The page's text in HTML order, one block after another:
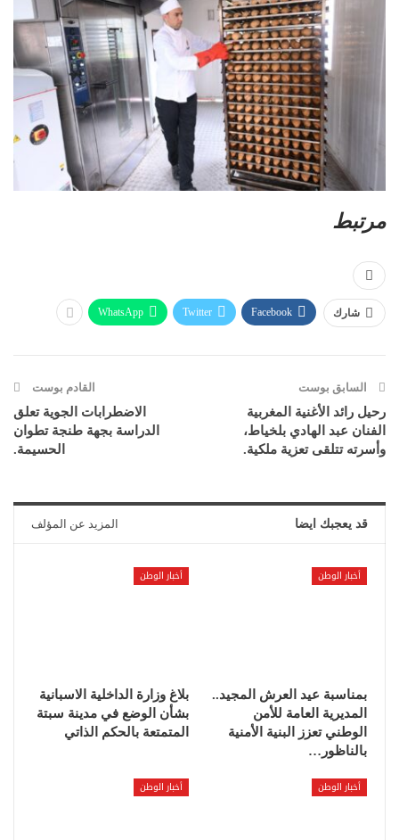
مرتبط
شارك Facebook
Twitter
WhatsApp
السابق بوست
رحيل رائد الأغنية المغربية
الفنان عبد الهادي بلخياط،
وأسرته تتلقى تعزية ملكية.
القادم بوست
الاضطرابات الجوية تعلق
الدراسة بجهة طنجة تطوان
الحسيمة.
قد يعجبك ايضا المزيد عن المؤلف
أخبار الوطن
بمناسبة عيد العرش المجيد..
المديرية العامة للأمن
الوطني تعزز البنية الأمنية
بالناظور…
أخبار الوطن
بلاغ وزارة الداخلية الاسبانية
بشأن الوضع في مدينة سبتة
المتمتعة بالحكم الذاتي
أخبار الوطن أخبار الوطن